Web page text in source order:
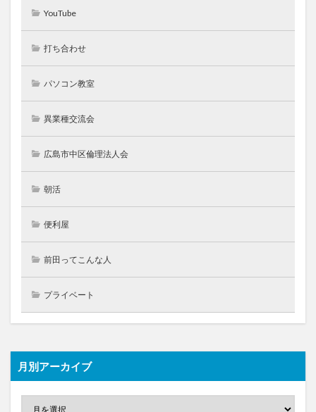
YouTube
打ち合わせ
パソコン教室
異業種交流会
広島市中区倫理法人会
朝活
便利屋
前田ってこんな人
プライベート
月別アーカイブ